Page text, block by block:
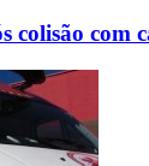
colisão com